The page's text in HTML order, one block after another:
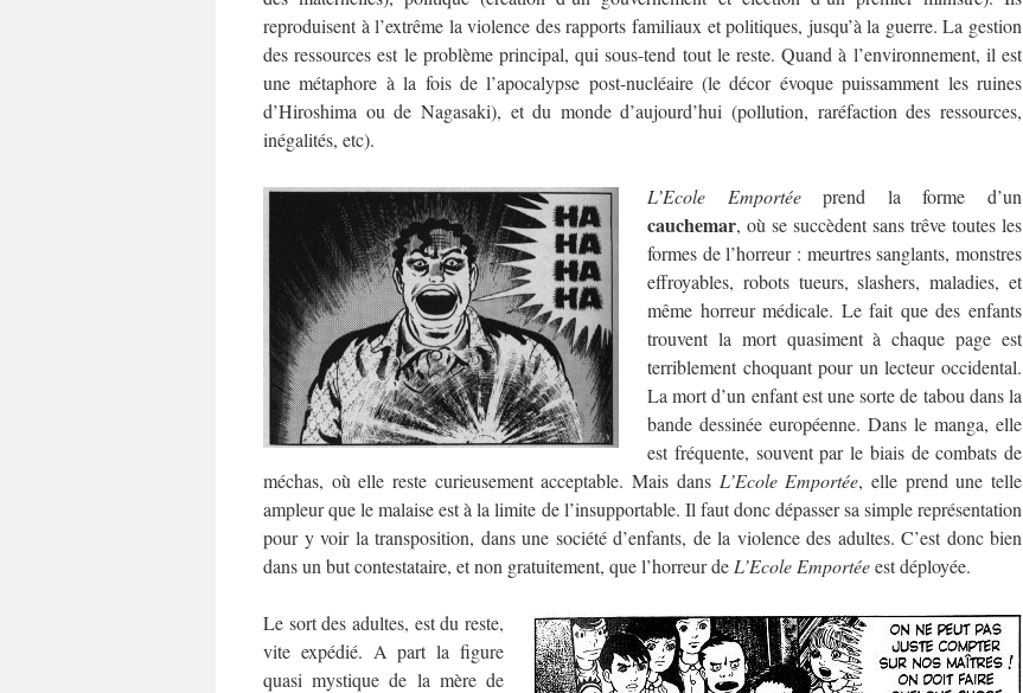
reproduisent à l’extrême la violence des rapports familiaux et politiques, jusqu’à la guerre. La gestion
des ressources est le problème principal, qui sous-tend tout le reste. Quand à l’environnement, il est
une métaphore à la fois de l’apocalypse post-nucléaire (le décor évoque puissamment les ruines
d’Hiroshima ou de Nagasaki), et du monde d’aujourd’hui (pollution, raréfaction des ressources,
inégalités, etc).
L’Ecole Emportéeprend la forme d’un
cauchemar, où se succèdent sans trêve toutes les
formes de l’horreur : meurtres sanglants, monstres
effroyables, robots tueurs, slashers, maladies, et
même horreur médicale. Le fait que des enfants
trouvent la mort quasiment à chaque page est
terriblement choquant pour un lecteur occidental.
La mort d’un enfant est une sorte de tabou dans la
bande dessinée européenne. Dans le manga, elle
est fréquente, souvent par le biais de combats de
méchas, où elle reste curieusement acceptable. Mais dans L’Ecole Emportée, elle prend une telle
ampleur que le malaise est à la limite de l’insupportable. Il faut donc dépasser sa simple représentation
pour y voir la transposition, dans une société d’enfants, de la violence des adultes. C’est donc bien
dans un but contestataire, et non gratuitement, que l’horreur de L’Ecole Emportéeest déployée.
Le sort des adultes, est du reste,
vite expédié. A part la figure
quasi mystique de la mère de